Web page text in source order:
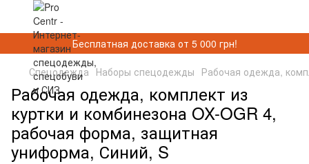
Бесплатная доставка от 5 000 грн!
Спецодежда Наборы спецодежды Рабочая одежда,
Рабочая одежда, комплект из
куртки и комбинезона OX-OGR 4,
рабочая форма, защитная
униформа, Синий, S